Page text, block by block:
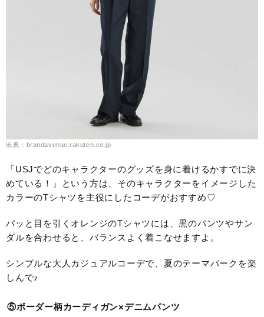
出典：brandavenue.rakuten.co.jp
「USJでどのキャラクターのグッズを身に着けるかすでに決
めている！」という方は、そのキャラクターをイメージした
カラーのTシャツを主役にしたコーデがおすすめ♡
パッと目を引くオレンジのTシャツには、黒のパンツやサン
ダルを合わせると、バランスよく着こなせますよ。
シンプルな大人カジュアルコーデで、夏のテーマパークを楽
しんで♪
⑤ボーダー柄カーディガン×デニムパンツ